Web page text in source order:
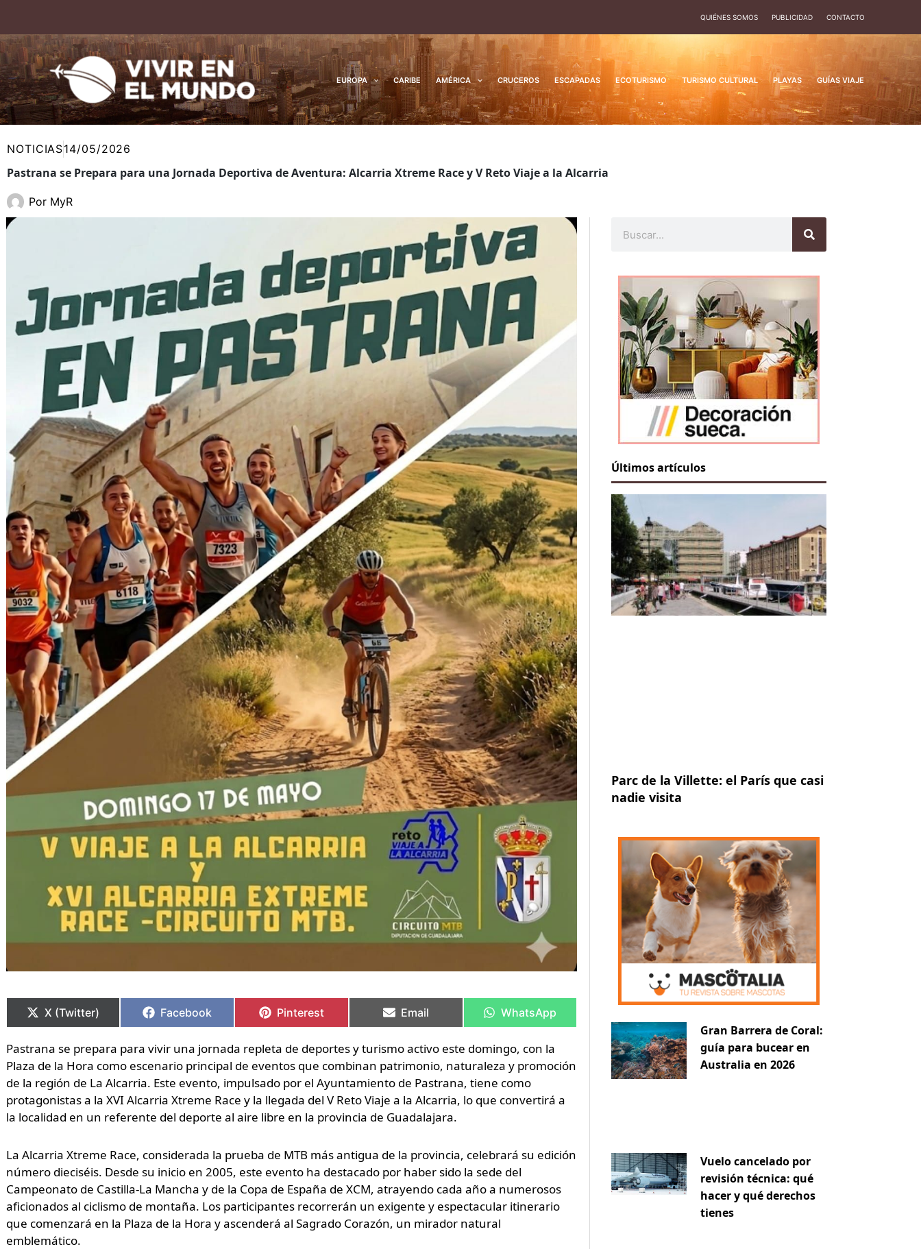
contenido
QUIÉNES SOMOS PUBLICIDAD CONTACTO
EUROPA CARIBE AMÉRICA CRUCEROS ESCAPADAS ECOTURISMO TURISMO CULTURAL PLAYAS GUÍAS VIAJE
NOTICIAS14/05/2026
Pastrana se Prepara para una Jornada Deportiva de Aventura: Alcarria Xtreme Race y V Reto Viaje a la Alcarria
Por MyR
en
X (Twitter)
en
Facebook
en
Pinterest
en
Email
en
WhatsApp
Pastrana se prepara para vivir una jornada repleta de deportes y turismo activo este domingo, con la
Plaza de la Hora como escenario principal de eventos que combinan patrimonio, naturaleza y promoción
de la región de La Alcarria. Este evento, impulsado por el Ayuntamiento de Pastrana, tiene como
protagonistas a la XVI Alcarria Xtreme Race y la llegada del V Reto Viaje a la Alcarria, lo que convertirá a
la localidad en un referente del deporte al aire libre en la provincia de Guadalajara.
La Alcarria Xtreme Race, considerada la prueba de MTB más antigua de la provincia, celebrará su edición
número dieciséis. Desde su inicio en 2005, este evento ha destacado por haber sido la sede del
Campeonato de Castilla-La Mancha y de la Copa de España de XCM, atrayendo cada año a numerosos
aficionados al ciclismo de montaña. Los participantes recorrerán un exigente y espectacular itinerario
que comenzará en la Plaza de la Hora y ascenderá al Sagrado Corazón, un mirador natural
emblemático.
en
en
en
en
en
Últimos artículos
Parc de la Villette: el París que casi
nadie visita
Gran Barrera de Coral:
guía para bucear en
Australia en 2026
Vuelo cancelado por
revisión técnica: qué
hacer y qué derechos
tienes